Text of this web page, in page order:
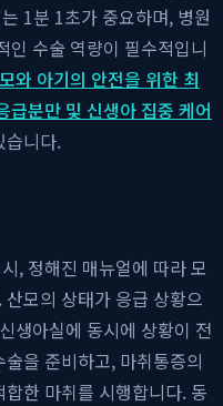
1분 1초가 중요하며, 병원
인 수술 역량이 필수적입니
와 아기의 안전을 위한 최
분만 및 신생아 집중 케어
습니다.
, 정해진 매뉴얼에 따라 모
모의 상태가 응급 상황으
생아실에 동시에 상황이 전
을 준비하고, 마취통증의
한 마취를 시행합니다. 동